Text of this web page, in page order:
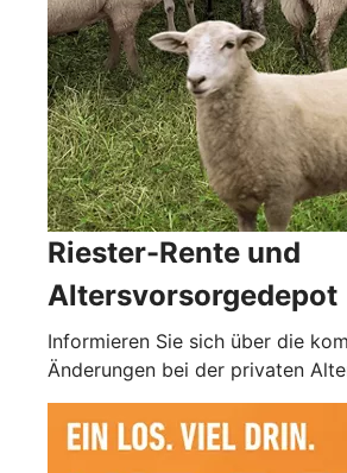
Riester-Rente und
Altersvorsorgedepot
Informieren Sie sich über die
Änderungen bei der privaten